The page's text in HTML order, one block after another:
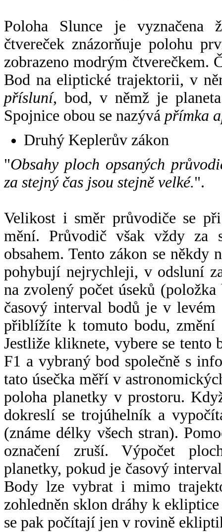
Poloha Slunce je vyznačena
čtvereček znázorňuje polohu
zobrazeno modrým čtverečkem.
Bod na eliptické trajektorii, v
přísluní, bod, v němž je
Spojnice obou se nazývá přímka
Druhý Keplerův zákon
"Obsahy ploch opsaných
za stejný čas jsou stejně velké.".
Velikost i směr průvodiče se
mění. Průvodič však vždy za
obsahem. Tento zákon se někdy
pohybují nejrychleji, v odsluní
na zvolený počet úseků
časový interval bodů je v
přiblížíte k tomuto bodu,
Jestliže kliknete, vybere se tento
F1 a vybraný bod společně s
tato úsečka měří v
poloha planetky v prostoru.
dokreslí se trojúhelník a
(známe délky všech stran).
označení zruší. Výpočet
planetky, pokud je časový
Body lze vybrat i mimo
zohledněn sklon dráhy k
se pak počítají jen v rovině